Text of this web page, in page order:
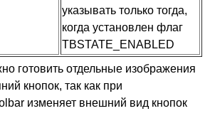
указывать только тогда,
когда установлен флаг
TBSTATE_ENABLED
готовить отдельные изображения
кнопок, так как при
изменяет внешний вид кнопок